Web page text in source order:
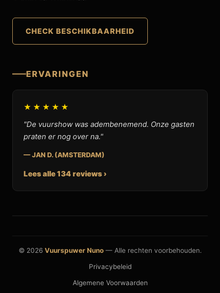
CHECK BESCHIKBAARHEID
ERVARINGEN
★★★★★
"De vuurshow was adembenemend. Onze gasten
praten er nog over na."
— JAN D. (AMSTERDAM)
Lees alle 134 reviews ›
© 2026 Vuurspuwer Nuno— Alle rechten voorbehouden.
Privacybeleid
Algemene Voorwaarden